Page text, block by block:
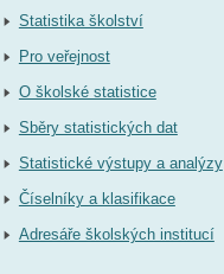
Statistika školství
Pro veřejnost
O školské statistice
Sběry statistických dat
Statistické výstupy a analýzy
Číselníky a klasifikace
Adresáře školských institucí